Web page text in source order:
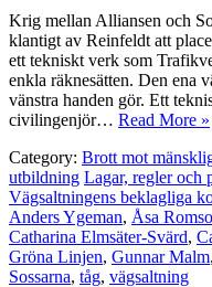
Krig mellan Alliansen och
klantigt av Reinfeldt att
ett tekniskt verk som
enkla räknesätten. Den ena
vänstra handen gör. Ett
civilingenjör… Read More »
Category: Brott mot
utbildning Lagar, regler och
Vägsaltningens beklagliga
Anders Ygeman, Åsa
Catharina Elmsäter-Svärd,
Gröna Linjen, Gunnar Malm,
Sossarna, tåg, vägsaltning